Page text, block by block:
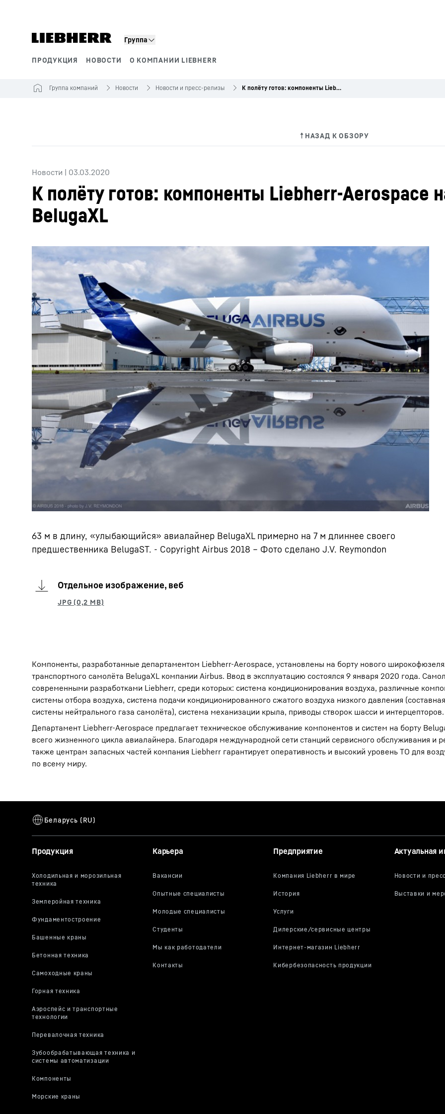
Группа
ПРОДУКЦИЯ НОВОСТИ О КОМПАНИИ LIEBHERR
Подробнее о компании Карьера в Liebherr
Группа компаний Новости Новости и пресс-релизы К полёту готов: компоненты Liebherr-Aerospace на борту самолёта BelugaXL
Новости | 03.03.2020
К полёту готов: компоненты Liebherr-Aerospace
BelugaXL
63 м в длину, «улыбающийся» авиалайнер BelugaXL примерно на 7 м длиннее своего
предшественника BelugaST. - Copyright Airbus 2018 – Фото сделано J.V. Reymondon
Отдельное изображение, веб
Компоненты, разработанные департаментом Liebherr-Aerospace, установлены на борту нового
транспортного самолёта BelugaXL компании Airbus. Ввод в эксплуатацию состоялся 9 января 2020 года.
современными разработками Liebherr, среди которых: система кондиционирования воздуха, различные
системы отбора воздуха, система подачи кондиционированного сжатого воздуха низкого давления
системы нейтрального газа самолёта), система механизации крыла, приводы створок шасси и интерцепторов.
Департамент Liebherr-Aerospace предлагает техническое обслуживание компонентов и систем на борту
всего жизненного цикла авиалайнера. Благодаря международной сети станций сервисного обслуживания и
также центрам запасных частей компания Liebherr гарантирует оперативность и высокий уровень ТО для
по всему миру.
Продукция Карьера Предприятие Актуальная